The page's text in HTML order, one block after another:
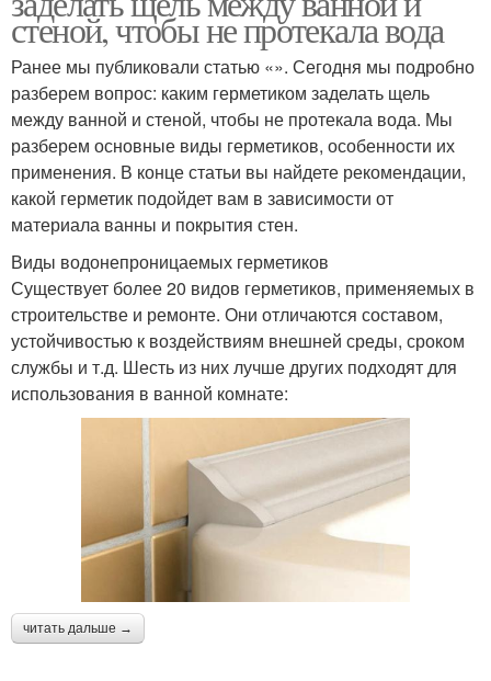
стеной, чтобы не протекала вода
Ранее мы публиковали статью «». Сегодня мы подробно
разберем вопрос: каким герметиком заделать щель
между ванной и стеной, чтобы не протекала вода. Мы
разберем основные виды герметиков, особенности их
применения. В конце статьи вы найдете рекомендации,
какой герметик подойдет вам в зависимости от
материала ванны и покрытия стен.
Виды водонепроницаемых герметиков
Существует более 20 видов герметиков, применяемых в
строительстве и ремонте. Они отличаются составом,
устойчивостью к воздействиям внешней среды, сроком
службы и т.д. Шесть из них лучше других подходят для
использования в ванной комнате:
читать дальше →